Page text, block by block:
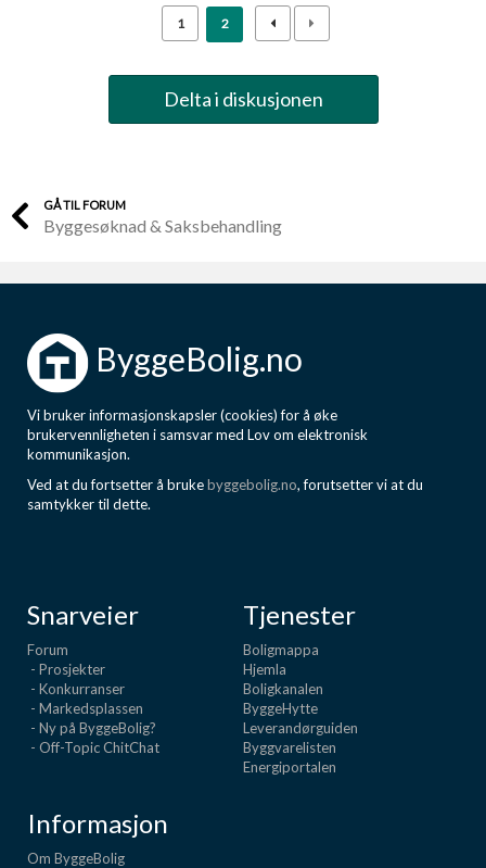
1 2
Delta i diskusjonen
GÅ TIL FORUM
Byggesøknad & Saksbehandling
ByggeBolig.no
Vi bruker informasjonskapsler (cookies) for å øke
brukervennligheten i samsvar med Lov om elektronisk
kommunikasjon.
Ved at du fortsetter å brukebyggebolig.no, forutsetter vi at du
samtykker til dette.
Snarveier
Forum
- Prosjekter
- Konkurranser
- Markedsplassen
- Ny på ByggeBolig?
- Off-Topic ChitChat
Tjenester
Boligmappa
Hjemla
Boligkanalen
ByggeHytte
Leverandørguiden
Byggvarelisten
Energiportalen
Informasjon
Om ByggeBolig